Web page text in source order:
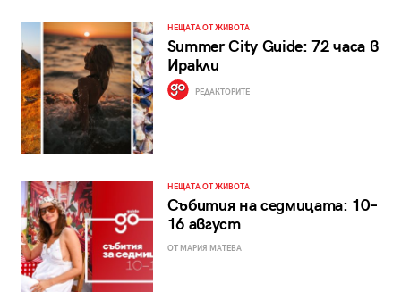
НЕЩАТА ОТ ЖИВОТА
Summer City Guide: 72 часа в
Иракли
РЕДАКТОРИТЕ
НЕЩАТА ОТ ЖИВОТА
Събития на седмицата: 10–
16 август
ОТ МАРИЯ МАТЕВА